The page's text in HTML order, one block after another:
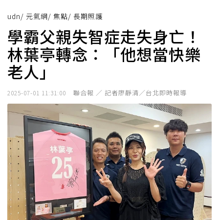
udn/ 元氣網/ 焦點/ 長期照護
學霸父親失智症走失身亡！
林葉亭轉念：「他想當快樂
老人」
2025-07-01 11:31:00 聯合報 ／ 記者廖靜清／台北即時報導